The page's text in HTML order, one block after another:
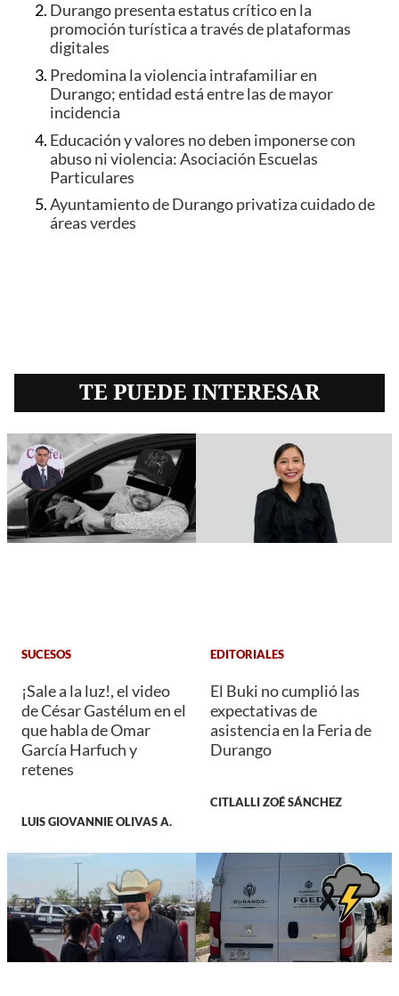
Durango presenta estatus crítico en la
promoción turística a través de plataformas
digitales
Predomina la violencia intrafamiliar en
Durango; entidad está entre las de mayor
incidencia
Educación y valores no deben imponerse con
abuso ni violencia: Asociación Escuelas
Particulares
Ayuntamiento de Durango privatiza cuidado de
áreas verdes
TE PUEDE INTERESAR
SUCESOS
¡Sale a la luz!, el video
de César Gastélum en el
que habla de Omar
García Harfuch y
retenes
LUIS GIOVANNIE OLIVAS A.
EDITORIALES
El Buki no cumplió las
expectativas de
asistencia en la Feria de
Durango
CITLALLI ZOÉ SÁNCHEZ